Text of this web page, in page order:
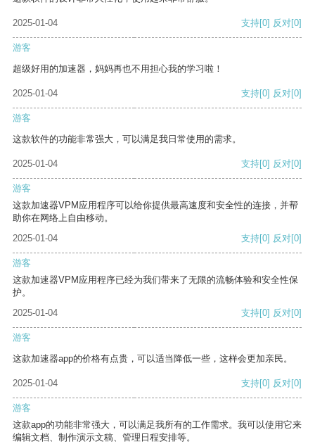
2025-01-04 支持[0] 反对[0]
游客
超级好用的加速器，妈妈再也不用担心我的学习啦！
2025-01-04 支持[0] 反对[0]
游客
这款软件的功能非常强大，可以满足我日常使用的需求。
2025-01-04 支持[0] 反对[0]
游客
这款加速器VPM应用程序可以给你提供最高速度和安全性的连接，并帮
助你在网络上自由移动。
2025-01-04
支持[0] 反对[0]
游客
这款加速器VPM应用程序已经为我们带来了无限的流畅体验和安全性保
护。
2025-01-04
支持[0] 反对[0]
游客
这款加速器app的价格有点贵，可以适当降低一些，这样会更加亲民。
2025-01-04 支持[0] 反对[0]
游客
这款app的功能非常强大，可以满足我所有的工作需求。我可以使用它来
编辑文档、制作演示文稿、管理日程安排等。